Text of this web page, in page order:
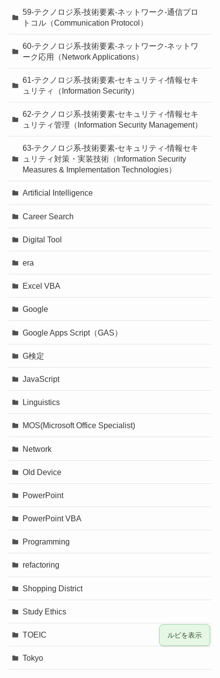
59-テクノロジ系-技術要素-ネットワーク-通信プロ
トコル（Communication Protocol）
60-テクノロジ系-技術要素-ネットワーク-ネットワ
ーク応用（Network Applications）
61-テクノロジ系-技術要素-セキュリティ-情報セキ
ュリティ（Information Security）
62-テクノロジ系-技術要素-セキュリティ-情報セキ
ュリティ管理（Information Security Management）
63-テクノロジ系-技術要素-セキュリティ-情報セキ
ュリティ対策・実装技術（Information Security
Measures & Implementation Technologies）
Artificial Intelligence
Career Search
Digital Tool
era
Excel VBA
Google
Google Apps Script（GAS）
G検定
JavaScript
Linguistics
MOS(Microsoft Office Specialist)
Network
Old Device
PowerPoint
PowerPoint VBA
Programming
refactoring
Shopping District
Study Ethics
TOEIC
Tokyo
ルビを表示